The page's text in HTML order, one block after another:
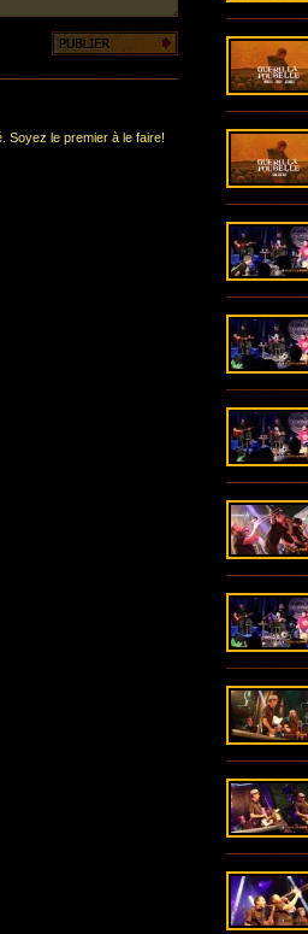
Soyez le premier à le faire!